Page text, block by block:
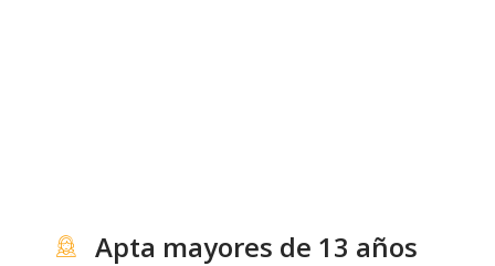
Apta mayores de 13 años